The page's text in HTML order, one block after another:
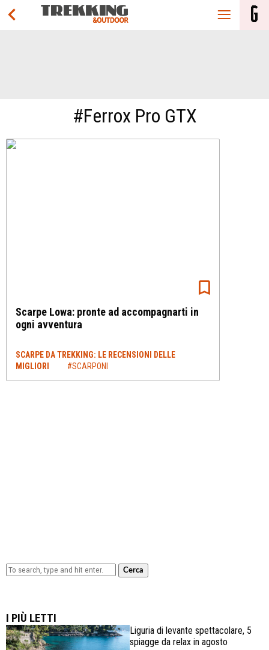
#Ferrox Pro GTX
Scarpe Lowa: pronte ad accompagnarti in
ogni avventura
SCARPE DA TREKKING: LE RECENSIONI DELLE
MIGLIORI
#SCARPONI
Cerca
I PIÙ LETTI
Liguria di levante spettacolare, 5
spiagge da relax in agosto